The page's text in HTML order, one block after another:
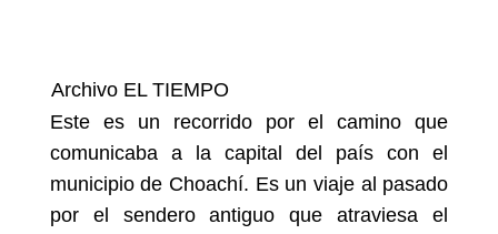
Archivo EL TIEMPO
Este es un recorrido por el camino que
comunicaba a la capital del país con el
municipio de Choachí. Es un viaje al pasado
por el sendero antiguo que atraviesa el